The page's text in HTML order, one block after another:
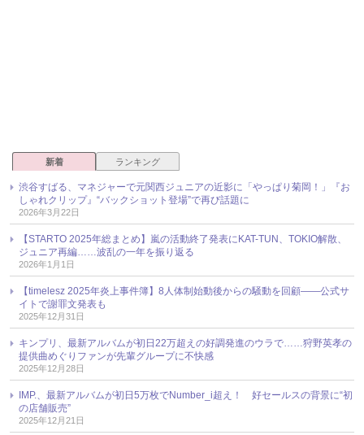
新着 ランキング
渋谷すばる、マネジャーで元関西ジュニアの近影に「やっぱり菊岡！」『お
しゃれクリップ』“バックショット登場”で再び話題に
2026年3月22日
【STARTO 2025年総まとめ】嵐の活動終了発表にKAT-TUN、TOKIO解散、
ジュニア再編……波乱の一年を振り返る
2026年1月1日
【timelesz 2025年炎上事件簿】8人体制始動後からの騒動を回顧――公式サ
イトで謝罪文発表も
2025年12月31日
キンプリ、最新アルバムが初日22万超えの好調発進のウラで……狩野英孝の
提供曲めぐりファンが先輩グループに不快感
2025年12月28日
IMP.、最新アルバムが初日5万枚でNumber_i超え！ 好セールスの背景に“初
の店舗販売”
2025年12月21日